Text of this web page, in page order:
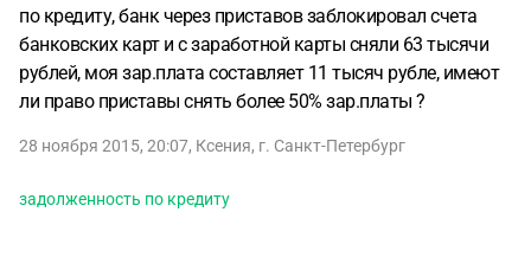
по кредиту, банк через приставов заблокировал счета
банковских карт и с заработной карты сняли 63 тысячи
рублей, моя зар.плата составляет 11 тысяч рубле, имеют
ли право приставы снять более 50% зар.платы ?
28 ноября 2015, 20:07, Ксения, г. Санкт-Петербург
задолженность по кредиту